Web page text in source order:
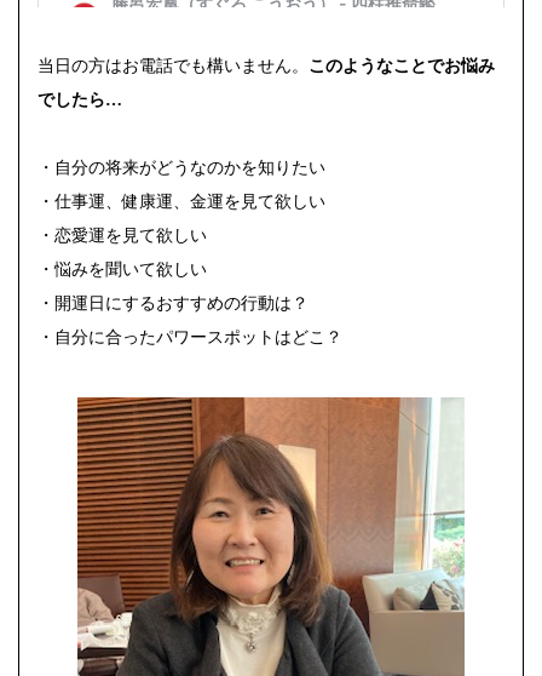
当日の方はお電話でも構いません。 このようなことでお悩み
でしたら…
・自分の将来がどうなのかを知りたい
・仕事運、健康運、金運を見て欲しい
・恋愛運を見て欲しい
・悩みを聞いて欲しい
・開運日にするおすすめの行動は？
・自分に合ったパワースポットはどこ？